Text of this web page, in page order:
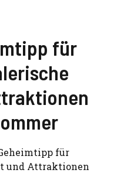
für
für
und Attraktionen